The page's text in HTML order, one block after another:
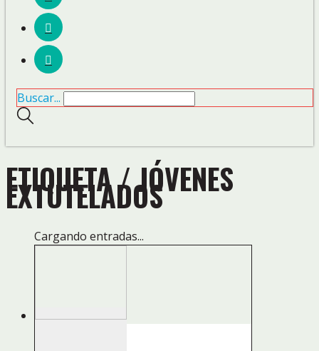
Buscar...
ETIQUETA /JÓVENES
EXTUTELADOS
Cargando entradas...